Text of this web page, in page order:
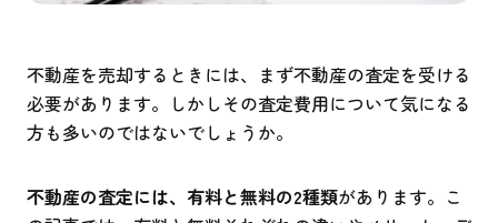
不動産を売却するときには、まず不動産の査定を受ける
必要があります。しかしその査定費用について気になる
方も多いのではないでしょうか。
不動産の査定には、有料と無料の2種類があります。こ